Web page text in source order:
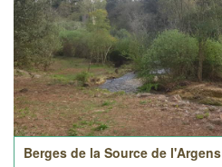
Berges de la Source de l'Argens